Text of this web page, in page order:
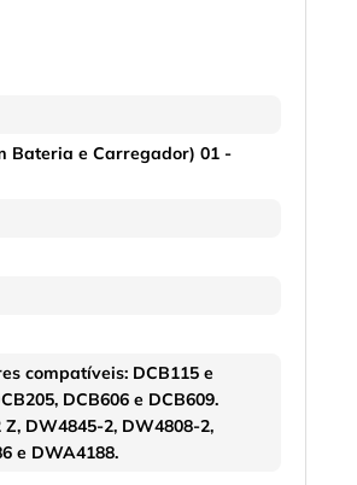
Bateria e Carregador) 01 -
compatíveis: DCB115 e
DCB606 e DCB609.
DW4845-2, DW4808-2,
e DWA4188.